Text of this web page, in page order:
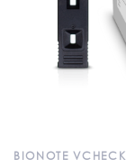
BIONOTE